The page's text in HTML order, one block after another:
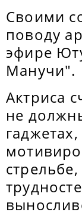
Своими
поводу
эфире
Манучи".
Актриса
не